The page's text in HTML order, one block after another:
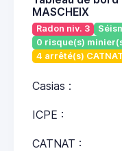
MASCHEIX
Radon niv. 3
0 risque(s)
4 arrêté(s) CATNAT
Casias :
ICPE :
CATNAT :